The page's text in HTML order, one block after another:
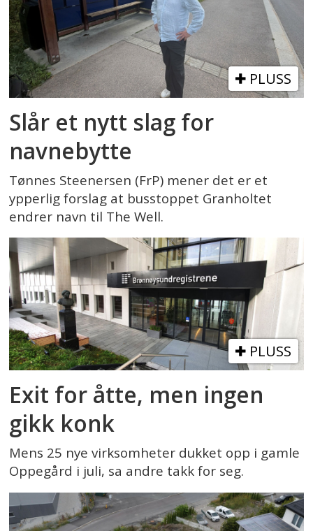
PLUSS
Slår et nytt slag for
navnebytte
Tønnes Steenersen (FrP) mener det er et
ypperlig forslag at busstoppet Granholtet
endrer navn til The Well.
PLUSS
Exit for åtte, men ingen
gikk konk
Mens 25 nye virksomheter dukket opp i gamle
Oppegård i juli, sa andre takk for seg.